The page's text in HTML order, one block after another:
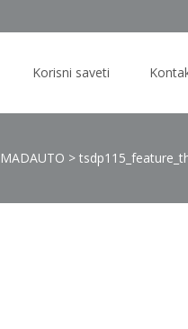
Korisni saveti
MADAUTO >